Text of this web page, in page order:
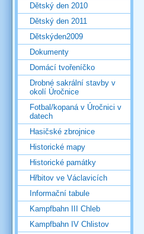
Dětský den 2010
Dětský den 2011
Dětskýden2009
Dokumenty
Domácí tvořeníčko
Drobné sakrální stavby v
okolí Úročnice
Fotbal/kopaná v Úročnici v
datech
Hasičské zbrojnice
Historické mapy
Historické památky
Hřbitov ve Václavicích
Informační tabule
Kampfbahn III Chleb
Kampfbahn IV Chlistov